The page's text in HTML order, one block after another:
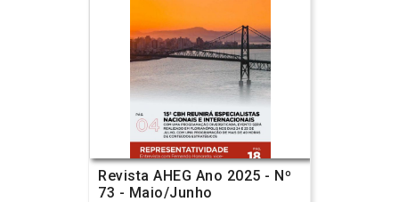
Revista AHEG Ano 2025 - Nº
73 - Maio/Junho